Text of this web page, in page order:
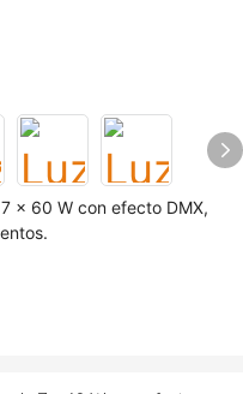
x 60 W con efecto DMX,